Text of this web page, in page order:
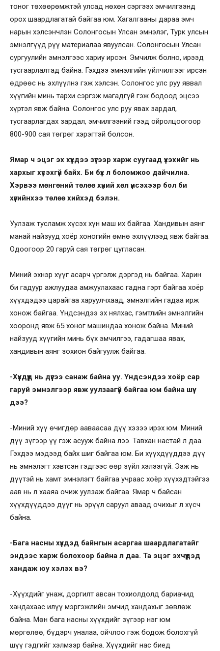
тоног төхөөрөмжтэй улсад нөхөн сэргээх эмчилгээнд
орох шаардлагатай байгаа юм. Хагалгааны дараа эмч
нарын хэлсэнчлэн Солонгосын Улсан эмнэлэг, Турк улсын
эмнэлгүүд рүү материалаа явуулсан. Солонгосын Улсан
сургуулийн эмнэлгээс хариу ирсэн. Эмчилж болно, ирээд
тусгаарлалтад байна. Гэхдээ эмнэлгийн үйлчилгээг ирсэн
өдрөөс нь эхлүүлнэ гэж хэлсэн. Солонгос улс руу яввал
хүүгийн минь тархи сэргэж магадгүй гэж бодоод эцсээ
хүртэл явж байна. Солонгос улс руу явах зардал,
тусгаарлагдах зардал, эмчилгээний гээд ойролцоогоор
800-900 сая төгрөг хэрэгтэй болсон.
Ямар ч эцэг эх хүүхдээ зүгээр харж суугаад үхэхийг нь
хархыг хүсэхгүй байх. Би бүх л боломжоо дайчилна.
Хэрвээ мөнгөний төлөө хүний хөл үнсэхээр бол би
хүүгийнхээ төлөө хийхэд бэлэн.
Уулзаж тусламж хүсэх хүн маш их байгаа. Хандивын аянг
манай найзууд хоёр хоногийн өмнө эхлүүлээд явж байгаа.
Одоогоор 20 гаруй сая төгрөг цугласан.
Миний эхнэр хүүг асарч үргэлж дэргэд нь байгаа. Харин
би гадуур ажлуудаа амжуулахаас гадна гэрт байгаа хоёр
хүүхдэдээ царайгаа харуулчхаад, эмнэлгийн гадаа ирж
хонож байгаа. Үндсэндээ эх нялхас, гэмтлийн эмнэлгийн
хооронд явж 65 хоног машиндаа хонож байна. Миний
найзууд хүүгийн минь бүх эмчилгээ, гадагшаа явах,
хандивын аянг зохион байгуулж байгаа.
-Хүүхдүүд нь дүүгээ санаж байна уу. Үндсэндээ хоёр сар
гаруй эмнэлгээр явж уулзаагүй байгаа юм байна шүү
дээ?
-Миний хүү өчигдөр ааваасаа дүү хэзээ ирэх юм. Миний
дүү зүгээр үү гэж асууж байна лээ. Тавхан настай л даа.
Гэхдээ мэдээд байх шиг байгаа юм. Би хүүхдүүддээ дүү
нь эмнэлэгт хэвтсэн гэдгээс өөр зүйл хэлээгүй. Ээж нь
дүүтэй нь хамт эмнэлэгт байгаа учраас хоёр хүүхэдтэйгээ
аав нь л хааяа очиж уулзаж байгаа. Ямар ч байсан
хүүхдүүддээ дүүг нь эрүүл саруул аваад очихыг л хүсч
байна.
-Бага насны хүүхдэд байнгын асаргаа шаардлагатайг
эндээс харж болохоор байна л даа. Та эцэг эхчүүдэд
хандаж юу хэлэх вэ?
-Хүүхдийг унаж, доргилт авсан тохиолдолд бариачид
хандахаас илүү мэргэжлийн эмчид хандахыг зөвлөж
байна. Мөн бага насны хүүхдийг зүгээр нэг юм
мөргөлөө, бүдэрч уналаа, ойчлоо гэж бодож болохгүй
шүү гэдгийг хэлмээр байна. Хүүхдийг нас биед